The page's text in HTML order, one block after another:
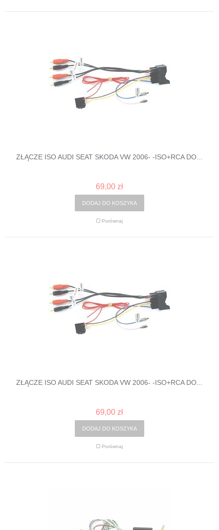
ZŁĄCZE ISO AUDI SEAT SKODA VW 2006- -ISO+RCA DO...
69,00 zł
DODAJ DO KOSZYKA
Porównaj
ZŁĄCZE ISO AUDI SEAT SKODA VW 2006- -ISO+RCA DO...
69,00 zł
DODAJ DO KOSZYKA
Porównaj